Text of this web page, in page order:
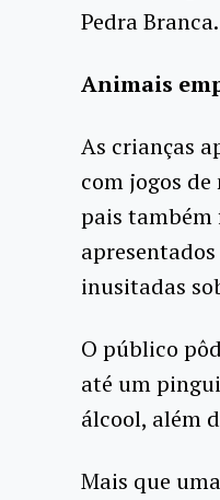
Pedra Branca.
Animais
As crianças
com jogos
pais também
inusitadas
O público
até um
álcool, além
Mais que